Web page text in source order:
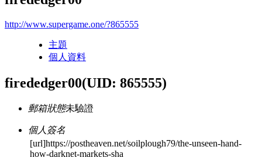
http://www.supergame.one/?865555
主題
個人資料
firededger00(UID: 865555)
郵箱狀態未驗證
個人簽名
[url]https://postheaven.net/soilplough79/the-unseen-hand-
how-darknet-markets-sha